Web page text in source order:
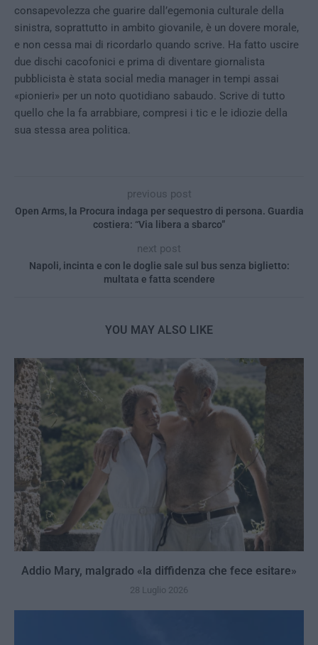
consapevolezza che guarire dall’egemonia culturale della
sinistra, soprattutto in ambito giovanile, è un dovere morale,
e non cessa mai di ricordarlo quando scrive. Ha fatto uscire
due dischi cacofonici e prima di diventare giornalista
pubblicista è stata social media manager in tempi assai
«pionieri» per un noto quotidiano sabaudo. Scrive di tutto
quello che la fa arrabbiare, compresi i tic e le idiozie della
sua stessa area politica.
previous post
Open Arms, la Procura indaga per sequestro di persona. Guardia
costiera: “Via libera a sbarco”
next post
Napoli, incinta e con le doglie sale sul bus senza biglietto:
multata e fatta scendere
YOU MAY ALSO LIKE
Addio Mary, malgrado «la diffidenza che fece esitare»
28 Luglio 2026